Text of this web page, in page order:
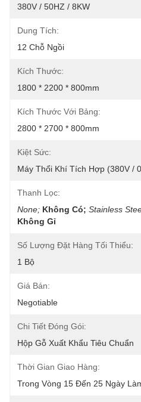
380V / 50HZ / 8KW
Dung Tích:
12 Chỗ Ngồi
Kích Thước:
1800 * 2200 * 800mm
Kích Thước Với Bảng:
2800 * 2700 * 800mm
Kiệt Sức:
Máy Thổi Khí Tích Hợp (380V /
Thanh Lọc:
None; Không Có; Stainless
Không Gỉ
Số Lượng Đặt Hàng Tối Thiểu:
1 Bộ
Giá Bán:
Negotiable
Chi Tiết Đóng Gói:
Hộp Gỗ Xuất Khẩu Tiêu Chuẩn
Thời Gian Giao Hàng:
Trong Vòng 15 Đến 25 Ngày